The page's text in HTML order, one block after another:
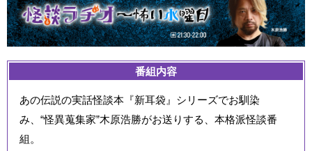
番組内容
あの伝説の実話怪談本『新耳袋』シリーズでお馴染
み、“怪異蒐集家”木原浩勝がお送りする、本格派怪談番
組。